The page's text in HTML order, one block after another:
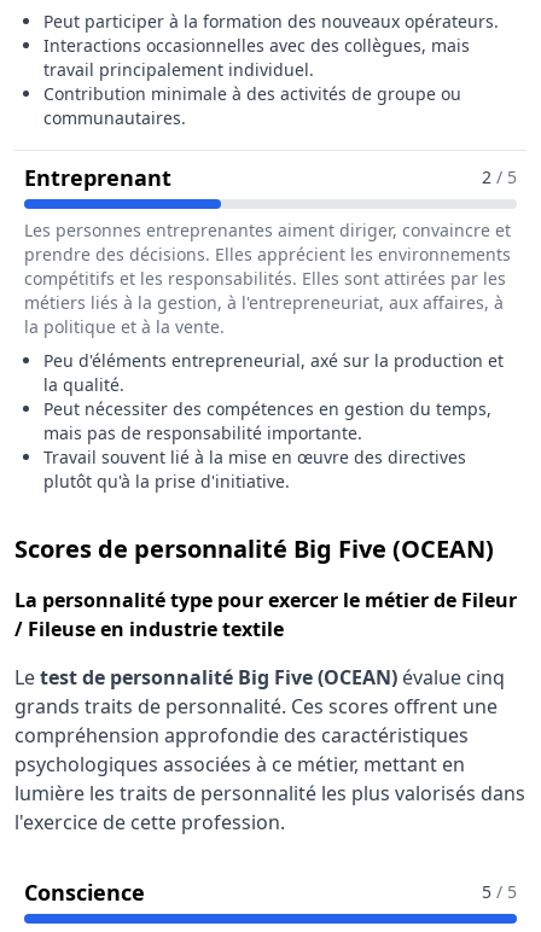
Peut participer à la formation des nouveaux opérateurs.
Interactions occasionnelles avec des collègues, mais
travail principalement individuel.
Contribution minimale à des activités de groupe ou
communautaires.
EntreprenantPour Le Métier De Fileur / 2 / 5
Les personnes entreprenantes aiment diriger, convaincre et
prendre des décisions. Elles apprécient les environnements
compétitifs et les responsabilités. Elles sont attirées par les
métiers liés à la gestion, à l'entrepreneuriat, aux affaires, à
la politique et à la vente.
Peu d'éléments entrepreneurial, axé sur la production et
la qualité.
Peut nécessiter des compétences en gestion du temps,
mais pas de responsabilité importante.
Travail souvent lié à la mise en œuvre des directives
plutôt qu'à la prise d'initiative.
Scores de personnalité Big Five (OCEAN)
La personnalité type pour exercer le métier de Fileur
/ Fileuse en industrie textile
Letest de personnalité Big Five (OCEAN) évalue cinq
grands traits de personnalité. Ces scores offrent une
compréhension approfondie des caractéristiques
psychologiques associées à ce métier, mettant en
lumière les traits de personnalité les plus valorisés dans
l'exercice de cette profession.
Conscience Pour Le Métier De Fileur / Fileuse
5 / 5